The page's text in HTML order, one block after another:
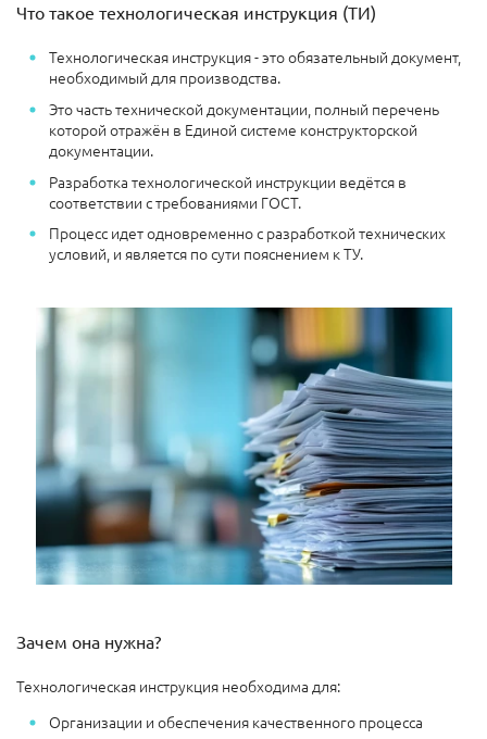
Что такое технологическая инструкция (ТИ)
Технологическая инструкция - это обязательный документ,
необходимый для производства.
Это часть технической документации, полный перечень
которой отражён в Единой системе конструкторской
документации.
Разработка технологической инструкции ведётся в
соответствии с требованиями ГОСТ.
Процесс идет одновременно с разработкой технических
условий, и является по сути пояснением к ТУ.
Зачем она нужна?
Технологическая инструкция необходима для:
Организации и обеспечения качественного процесса